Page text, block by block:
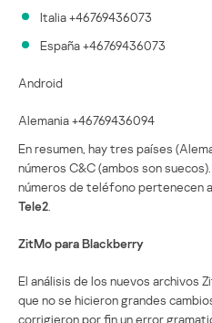
Italia +46769436073
España +46769436073
Android
Alemania +46769436094
En resumen, hay tres países
números C&C (ambos son
números de teléfono pertenecen
Tele2
ZitMo para Blackberry
El análisis de los nuevos archivos
que no se hicieron grandes
corrigieron por fin un error